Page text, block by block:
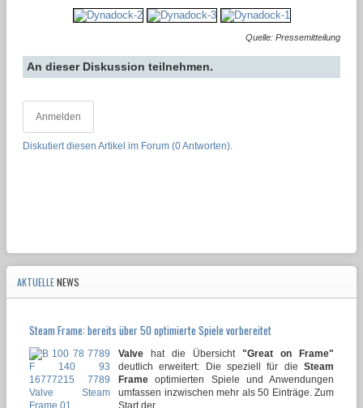
Quelle: Pressemitteilung
An dieser Diskussion teilnehmen.
Anmelden
Diskutiert diesen Artikel im Forum (0 Antworten).
AKTUELLENEWS
Steam Frame: bereits über 50 optimierte Spiele vorbereitet
Valve hat die Übersicht "Great on Frame"
deutlich erweitert: Die speziell für die Steam
Frame optimierten Spiele und Anwendungen
umfassen inzwischen mehr als 50 Einträge. Zum
Start der...